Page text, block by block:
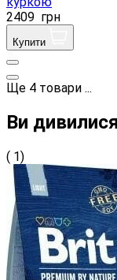
2409 грн
Купити
Ще 4 товари ...
Ви дивилися
( 1)